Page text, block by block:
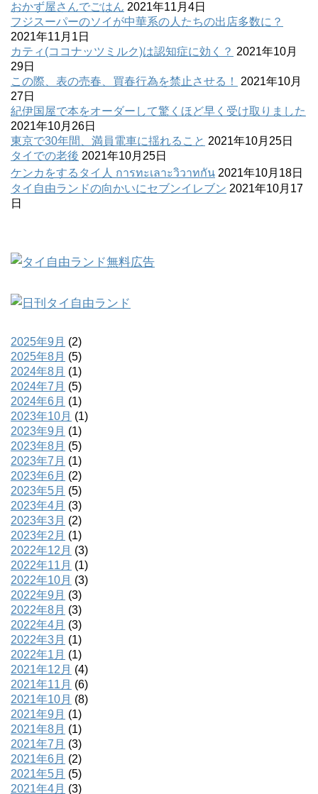
おかず屋さんでごはん 2021年11月4日
フジスーパーのソイが中華系の人たちの出店多数に？
2021年11月1日
カティ(ココナッツミルク)は認知症に効く？ 2021年10月
29日
この際、表の売春、買春行為を禁止させる！
2021年10月
27日
紀伊国屋で本をオーダーして驚くほど早く受け取りました
2021年10月26日
東京で30年間、満員電車に揺れること 2021年10月25日
タイでの老後 2021年10月25日
ケンカをするタイ人 การทะเลาะวิวาทกัน 2021年10月18日
タイ自由ランドの向かいにセブンイレブン 2021年10月17
日
2025年9月 (2)
2025年8月 (5)
2024年8月 (1)
2024年7月 (5)
2024年6月 (1)
2023年10月 (1)
2023年9月 (1)
2023年8月 (5)
2023年7月 (1)
2023年6月 (2)
2023年5月 (5)
2023年4月 (3)
2023年3月 (2)
2023年2月 (1)
2022年12月 (3)
2022年11月 (1)
2022年10月 (3)
2022年9月 (3)
2022年8月 (3)
2022年4月 (3)
2022年3月 (1)
2022年1月 (1)
2021年12月 (4)
2021年11月 (6)
2021年10月 (8)
2021年9月 (1)
2021年8月 (1)
2021年7月 (3)
2021年6月 (2)
2021年5月 (5)
2021年4月 (3)